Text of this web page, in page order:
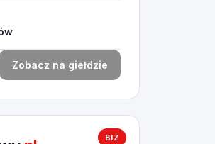
Zobacz na giełdzie
BIZ